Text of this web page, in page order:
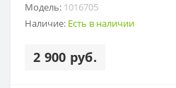
Модель: 1016705
Наличие: Есть в наличии
2 900 руб.